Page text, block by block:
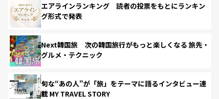
エアラインランキング 読者の投票をもとにランキン
グ形式で発表
Next韓国旅 次の韓国旅行がもっと楽しくなる 旅先・
グルメ・テクニック
旬な“あの人”が「旅」をテーマに語るインタビュー連
載 MY TRAVEL STORY